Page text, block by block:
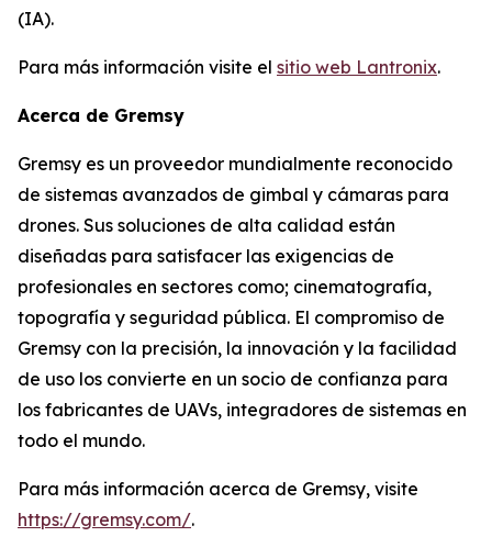
(IA).
Para más información visite el sitio web Lantronix.
Acerca de Gremsy
Gremsy es un proveedor mundialmente reconocido
de sistemas avanzados de gimbal y cámaras para
drones. Sus soluciones de alta calidad están
diseñadas para satisfacer las exigencias de
profesionales en sectores como; cinematografía,
topografía y seguridad pública. El compromiso de
Gremsy con la precisión, la innovación y la facilidad
de uso los convierte en un socio de confianza para
los fabricantes de UAVs, integradores de sistemas en
todo el mundo.
Para más información acerca de Gremsy, visite
https://gremsy.com/.